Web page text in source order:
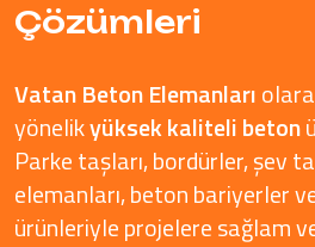
Çözümleri
Vatan Beton Elemanları
yönelikyüksek kaliteli beton
Parke taşları, bordürler, şev
elemanları, beton bariyerler
ürünleriyle projelere sağlam